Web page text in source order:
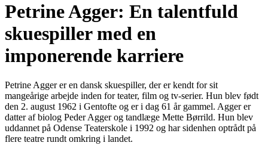
Petrine Agger: En talentfuld
skuespiller med en
imponerende karriere
Petrine Agger er en dansk skuespiller, der er kendt for sit
mangeårige arbejde inden for teater, film og tv-serier. Hun blev født
den 2. august 1962 i Gentofte og er i dag 61 år gammel. Agger er
datter af biolog Peder Agger og tandlæge Mette Børrild. Hun blev
uddannet på Odense Teaterskole i 1992 og har sidenhen optrådt på
flere teatre rundt omkring i landet.